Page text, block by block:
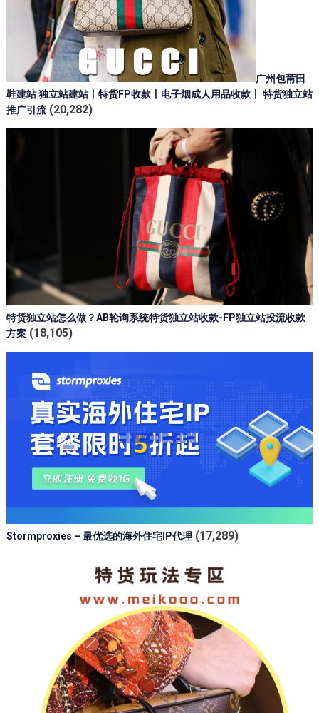
广州包莆田
鞋建站 独立站建站丨特货FP收款丨电子烟成人用品收款丨 特货独立站
推广引流 (20,282)
特货独立站怎么做？AB轮询系统特货独立站收款-FP独立站投流收款
方案 (18,105)
Stormproxies – 最优选的海外住宅IP代理 (17,289)